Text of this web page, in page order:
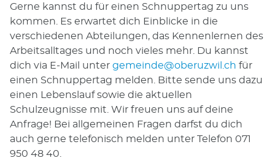
Gerne kannst du für einen Schnuppertag zu uns
kommen. Es erwartet dich Einblicke in die
verschiedenen Abteilungen, das Kennenlernen des
Arbeitsalltages und noch vieles mehr. Du kannst
dich via E-Mail unter gemeinde@oberuzwil.ch für
einen Schnuppertag melden. Bitte sende uns dazu
einen Lebenslauf sowie die aktuellen
Schulzeugnisse mit. Wir freuen uns auf deine
Anfrage! Bei allgemeinen Fragen darfst du dich
auch gerne telefonisch melden unter Telefon 071
950 48 40.